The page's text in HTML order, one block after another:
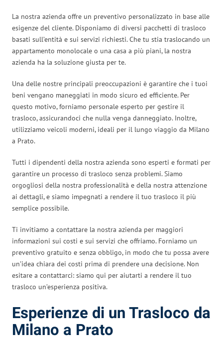
La nostra azienda offre un preventivo personalizzato in base alle
esigenze del cliente. Disponiamo di diversi pacchetti di trasloco
basati sull’entità e sui servizi richiesti. Che tu stia traslocando un
appartamento monolocale o una casa a più piani, la nostra
azienda ha la soluzione giusta per te.
Una delle nostre principali preoccupazioni è garantire che i tuoi
beni vengano maneggiati in modo sicuro ed efficiente. Per
questo motivo, forniamo personale esperto per gestire il
trasloco, assicurandoci che nulla venga danneggiato. Inoltre,
utilizziamo veicoli moderni, ideali per il lungo viaggio da Milano
a Prato.
Tutti i dipendenti della nostra azienda sono esperti e formati per
garantire un processo di trasloco senza problemi. Siamo
orgogliosi della nostra professionalità e della nostra attenzione
ai dettagli, e siamo impegnati a rendere il tuo trasloco il più
semplice possibile.
Ti invitiamo a contattare la nostra azienda per maggiori
informazioni sui costi e sui servizi che offriamo. Forniamo un
preventivo gratuito e senza obbligo, in modo che tu possa avere
un’idea chiara dei costi prima di prendere una decisione. Non
esitare a contattarci: siamo qui per aiutarti a rendere il tuo
trasloco un’esperienza positiva.
Esperienze di un Trasloco da
Milano a Prato